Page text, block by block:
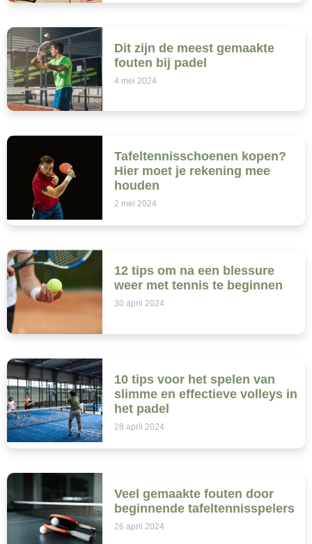
Dit zijn de meest gemaakte
fouten bij padel
4 mei 2024
Tafeltennisschoenen kopen?
Hier moet je rekening mee
houden
2 mei 2024
12 tips om na een blessure
weer met tennis te beginnen
30 april 2024
10 tips voor het spelen van
slimme en effectieve volleys in
het padel
28 april 2024
Veel gemaakte fouten door
beginnende tafeltennisspelers
26 april 2024